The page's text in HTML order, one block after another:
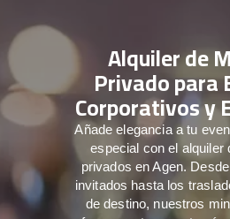
Alquiler de
Privado para
Corporativos y
Añade elegancia a tu
especial con el alquiler
privados en Agen.
invitados hasta los
de destino, nuestros